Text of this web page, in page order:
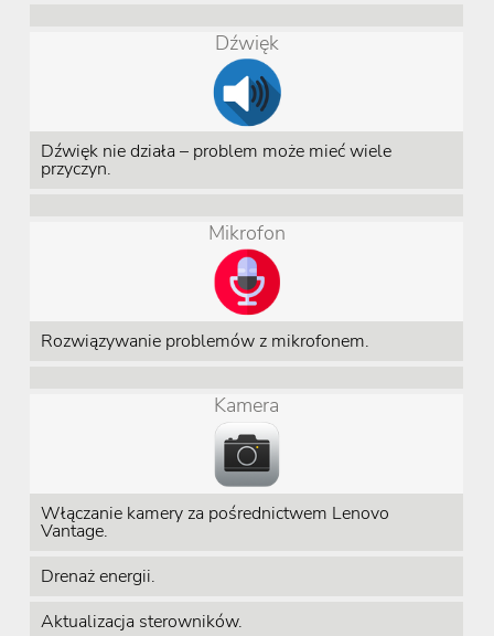
Dźwięk
Dźwięk nie działa – problem może mieć wiele
przyczyn.
Mikrofon
Rozwiązywanie problemów z mikrofonem.
Kamera
Włączanie kamery za pośrednictwem Lenovo
Vantage.
Drenaż energii.
Aktualizacja sterowników.